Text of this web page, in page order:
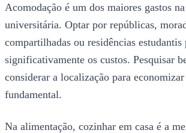
Acomodação é um dos maiores gastos
universitária. Optar por repúblicas,
compartilhadas ou residências estudantis
significativamente os custos. Pesquisar
considerar a localização para
fundamental.
Na alimentação, cozinhar em casa é a